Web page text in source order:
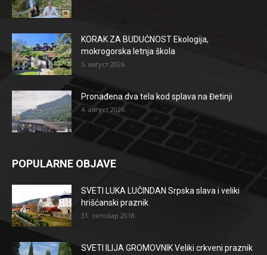
KORAK ZA BUDUĆNOST Ekologija,
mokrogorska letnja škola
5. август 2026.
Pronađena dva tela kod splava na Đetinji
4. август 2026.
POPULARNE OBJAVE
SVETI LUKA LUČINDAN Srpska slava i veliki
hrišćanski praznik
31. октобар 2018.
SVETI ILIJA GROMOVNIK Veliki crkveni praznik